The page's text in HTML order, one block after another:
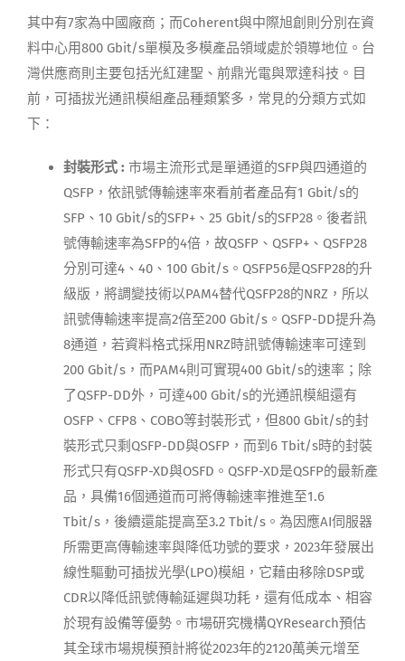
其中有7家為中國廠商；而Coherent與中際旭創則分別在資
料中心用800 Gbit/s單模及多模產品領域處於領導地位。台
灣供應商則主要包括光紅建聖、前鼎光電與眾達科技。目
前，可插拔光通訊模組產品種類繁多，常見的分類方式如
下：
封裝形式: 市場主流形式是單通道的SFP與四通道的
QSFP，依訊號傳輸速率來看前者產品有1 Gbit/s的
SFP、10 Gbit/s的SFP+、25 Gbit/s的SFP28。後者訊
號傳輸速率為SFP的4倍，故QSFP、QSFP+、QSFP28
分別可達4、40、100 Gbit/s。QSFP56是QSFP28的升
級版，將調變技術以PAM4替代QSFP28的NRZ，所以
訊號傳輸速率提高2倍至200 Gbit/s。QSFP-DD提升為
8通道，若資料格式採用NRZ時訊號傳輸速率可達到
200 Gbit/s，而PAM4則可實現400 Gbit/s的速率；除
了QSFP-DD外，可達400 Gbit/s的光通訊模組還有
OSFP、CFP8、COBO等封裝形式，但800 Gbit/s的封
裝形式只剩QSFP-DD與OSFP，而到6 Tbit/s時的封裝
形式只有QSFP-XD與OSFD。QSFP-XD是QSFP的最新產
品，具備16個通道而可將傳輸速率推進至1.6
Tbit/s，後續還能提高至3.2 Tbit/s。為因應AI伺服器
所需更高傳輸速率與降低功號的要求，2023年發展出
線性驅動可插拔光學(LPO)模組，它藉由移除DSP或
CDR以降低訊號傳輸延遲與功耗，還有低成本、相容
於現有設備等優勢。市場研究機構QYResearch預估
其全球市場規模預計將從2023年的2120萬美元增至